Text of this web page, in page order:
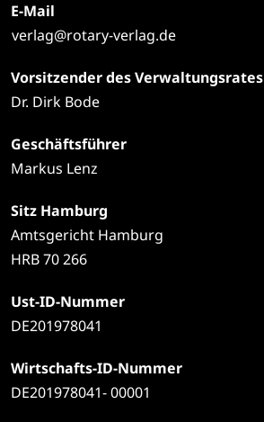
E-Mail
verlag@rotary-verlag.de
Vorsitzender des Verwaltungsrates
Dr. Dirk Bode
Geschäftsführer
Markus Lenz
Sitz Hamburg
Amtsgericht Hamburg
HRB 70 266
Ust-ID-Nummer
DE201978041
Wirtschafts-ID-Nummer
DE201978041- 00001